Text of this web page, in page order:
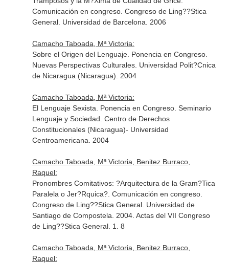
Comunicación en congreso. Congreso de Ling??Stica
General. Universidad de Barcelona. 2006
Camacho Taboada, Mª Victoria:
Sobre el Origen del Lenguaje. Ponencia en Congreso.
Nuevas Perspectivas Culturales. Universidad Polit?Cnica
de Nicaragua (Nicaragua). 2004
Camacho Taboada, Mª Victoria:
El Lenguaje Sexista. Ponencia en Congreso. Seminario
Lenguaje y Sociedad. Centro de Derechos
Constitucionales (Nicaragua)- Universidad
Centroamericana. 2004
Camacho Taboada, Mª Victoria, Benitez Burraco,
Raquel:
Pronombres Comitativos: ?Arquitectura de la Gram?Tica
Paralela o Jer?Rquica?. Comunicación en congreso.
Congreso de Ling??Stica General. Universidad de
Santiago de Compostela. 2004. Actas del VII Congreso
de Ling??Stica General. 1. 8
Camacho Taboada, Mª Victoria, Benitez Burraco,
Raquel: